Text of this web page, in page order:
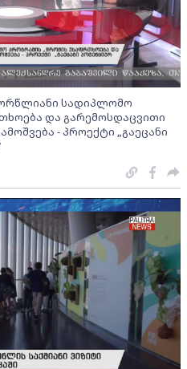
სადიპლომო
და გარემოსდაცვითი
- პროექტი „გაეცანი